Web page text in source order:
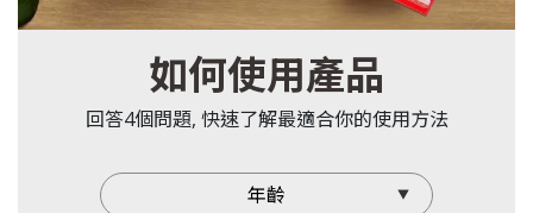
如何使用產品
回答4個問題, 快速了解最適合你的使用方法